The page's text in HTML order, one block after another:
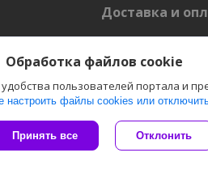
Доставка и
Доставка
Сайт создан на платформе Deal.by
Политика обработки файлов cookies
Обработка файлов cookie
пользователей портала и
настроить файлы cookies или
Принять все Отклонить
ОДО г. Гродно |
Пожаловаться на